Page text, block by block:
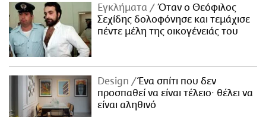
Εγκλήματα
Όταν ο Θεόφιλος
Σεχίδης δολοφόνησε και τεμάχισε
πέντε μέλη της οικογένειάς του
Design
Ένα σπίτι που δεν
προσπαθεί να είναι τέλειο· θέλει να
είναι αληθινό